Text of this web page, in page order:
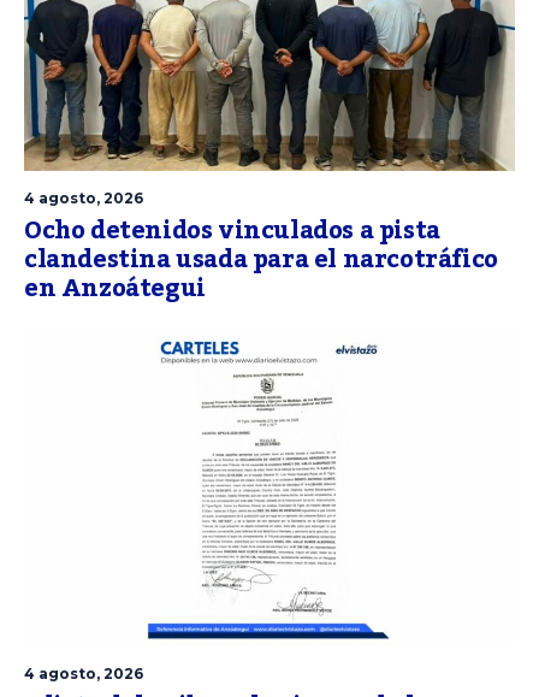
4 agosto, 2026
Ocho detenidos vinculados a pista
clandestina usada para el narcotráfico
en Anzoátegui
4 agosto, 2026